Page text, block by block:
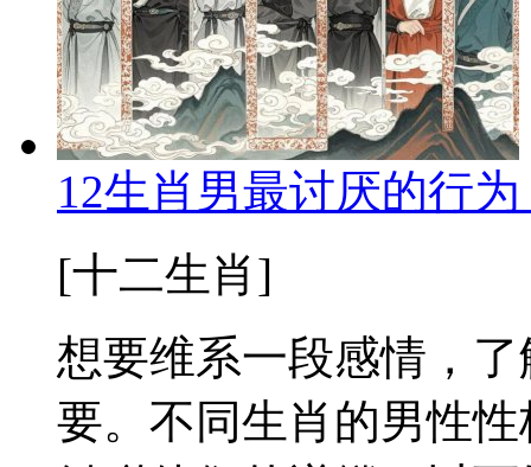
12生肖男最讨厌的行
[十二生肖]
想要维系一段感情，
要。不同生肖的男性